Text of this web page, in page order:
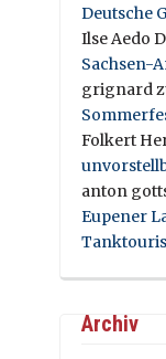
Deutsche
Ilse Aedo
Sachsen-
grignard
Folkert
anton
Eupener
Archiv